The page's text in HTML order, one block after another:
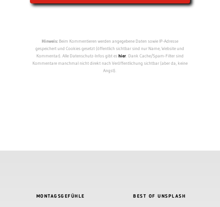
Hinweis:Beim Kommentieren werden angegebene Daten sowie IP-Adresse
gespeichert und Cookies gesetzt (öffentlich sichtbar sind nur Name, Website und
Kommentar). Alle Datenschutz-Infos gibt eshier. Dank Cache/Spam-Filter sind
Kommentare manchmal nicht direkt nach Veröffentlichung sichtbar (aber da, keine
Angst).
MONTAGSGEFÜHLE BEST OF UNSPLASH